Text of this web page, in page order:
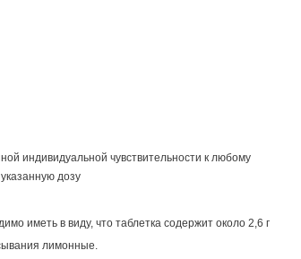
индивидуальной чувствительности к любому
дозу
иметь в виду, что таблетка содержит около 2,6 г
лимонные.